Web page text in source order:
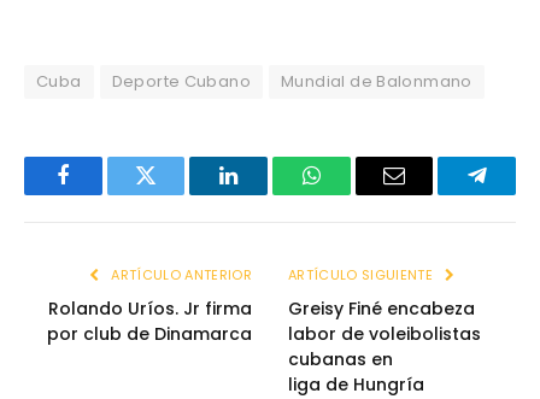
Cuba Deporte Cubano Mundial de Balonmano
FacebookTwitter LinkedInWhatsAppEmail
ARTÍCULO ANTERIOR
Rolando Uríos. Jr firma
por club de Dinamarca
ARTÍCULO SIGUIENTE
Greisy Finé encabeza
labor de voleibolistas
cubanas en
liga de Hungría